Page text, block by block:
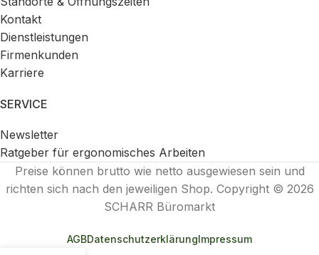
Kontakt
Dienstleistungen
Firmenkunden
Karriere
SERVICE
Newsletter
Ratgeber für ergonomisches Arbeiten
Preise können brutto wie netto ausgewiesen sein und
richten sich nach den jeweiligen Shop. Copyright © 2026
SCHARR Büromarkt
AGBDatenschutzerklärungImpressum